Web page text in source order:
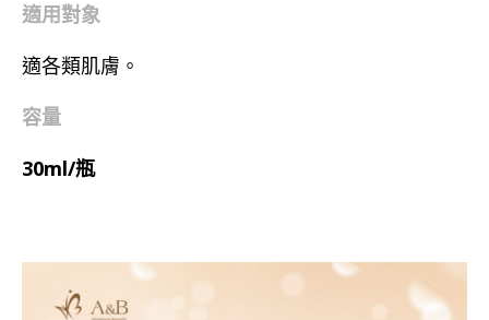
適用對象
適各類肌膚。
容量
30ml/瓶